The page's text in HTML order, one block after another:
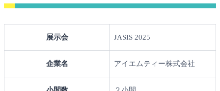
展示会 JASIS 2025
企業名 アイエムティー株式会社